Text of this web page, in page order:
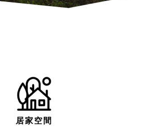
居家空間